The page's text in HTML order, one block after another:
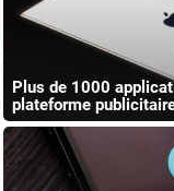
Plus de 1000
plateforme